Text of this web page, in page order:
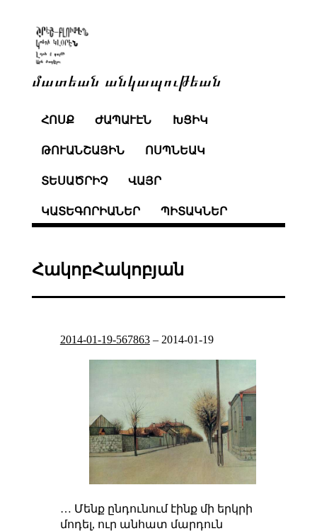
մատեան անկապութեան
ՀՈՍՔ ԺԱՊԱՒԷՆ ԽՑԻԿ
ԹՈՒԱՆՇԱՅԻՆ ՈՍՊՆԵԱԿ
ՏԵՍԱԾՐԻՉ ՎԱՅՐ
ԿԱՏԵԳՈՐԻԱՆԵՐ ՊԻՏԱԿՆԵՐ
ՀակոբՀակոբյան
2014-01-19-567863– 2014-01-19
… Մենք ընդունում էինք մի երկրի
մոդել, ուր անհատ մարդուն